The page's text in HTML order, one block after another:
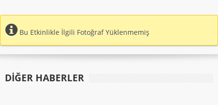
Bu Etkinlikle İlgili Fotoğraf Yüklenmemiş
DIĞER HABERLER